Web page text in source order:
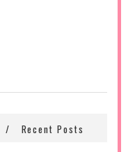
Recent Posts